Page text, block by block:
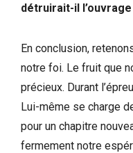
détruirait-il
En conclusion,
notre foi. Le fruit que
précieux. Durant
Lui-même se charge
pour un chapitre
fermement notre